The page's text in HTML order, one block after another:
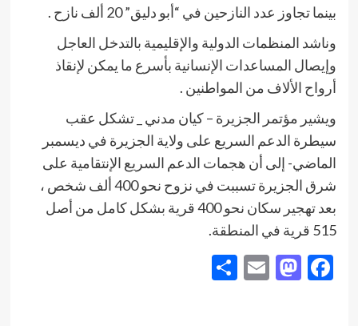
بينما تجاوز عدد النازحين في “أبو دليق” 20 ألف نازح .
وناشد المنظمات الدولية والإقليمية بالتدخل العاجل
وإيصال المساعدات الإنسانية بأسرع ما يمكن لإنقاذ
أرواح الألاف من المواطنين .
ويشير مؤتمر الجزيرة – كيان مدني _ تشكل عقب
سيطرة الدعم السريع على ولاية الجزيرة في ديسمبر
الماضي- إلى أن هجمات الدعم السريع الإنتقامية على
شرق الجزيرة تسببت في نزوح نحو 400 ألف شخص ،
بعد تهجير سكان نحو 400 قرية بشكل كامل من أصل
515 قرية في المنطقة.
Facebook
Mastodon
Email